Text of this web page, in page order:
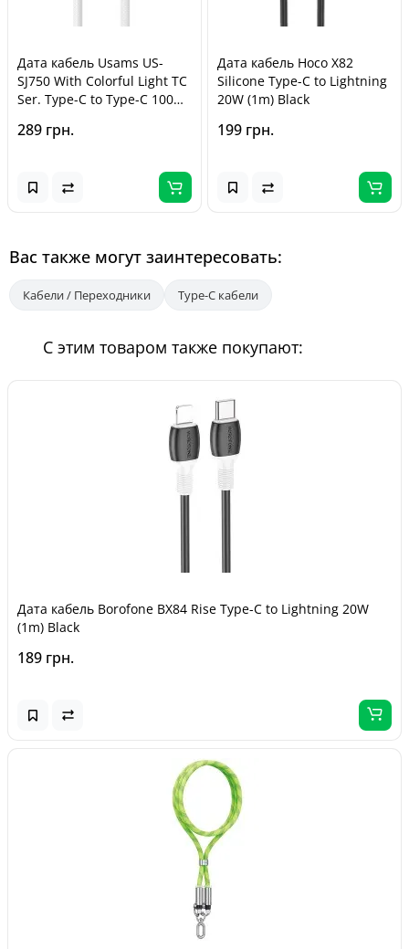
Дата кабель Usams US-
SJ750 With Colorful Light TC
Ser. Type-C to Type-C 100W
289 грн.
Дата кабель Hoco X82
Silicone Type-C to Lightning
20W (1m) Black
199 грн.
Вас также могут заинтересовать:
Кабели / Переходники Type-C кабели
С этим товаром также покупают:
Дата кабель Borofone BX84 Rise Type-C to Lightning 20W
(1m) Black
189 грн.